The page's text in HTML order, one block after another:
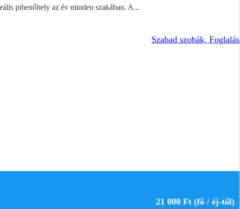
pihenőhely az év minden szakában. A...
Szabad szobák, Foglalás
21 000 Ft (fő / éj-től)